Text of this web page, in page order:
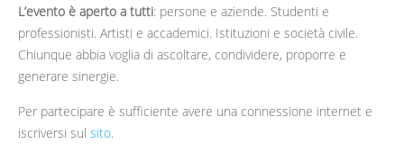
L’evento è aperto a tutti: persone e aziende. Studenti e
professionisti. Artisti e accademici. Istituzioni e società civile.
Chiunque abbia voglia di ascoltare, condividere, proporre e
generare sinergie.
Per partecipare è sufficiente avere una connessione internet e
iscriversi sul sito.